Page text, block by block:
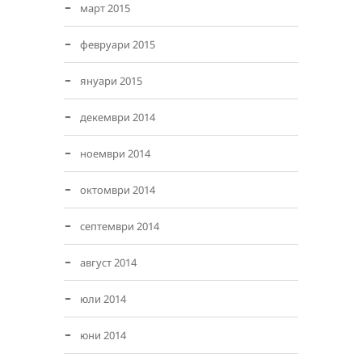
март 2015
февруари 2015
януари 2015
декември 2014
ноември 2014
октомври 2014
септември 2014
август 2014
юли 2014
юни 2014